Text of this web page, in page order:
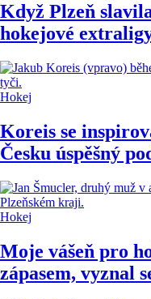
Když Plzeň
hokejové
Hokej
Koreis se
Česku úspěšný
Hokej
Moje vášeň pro
zápasem, vyznal